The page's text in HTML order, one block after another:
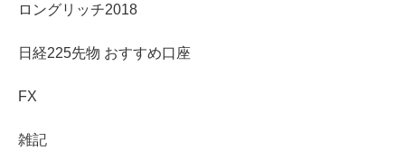
ロングリッチ2018
日経225先物 おすすめ口座
FX
雑記